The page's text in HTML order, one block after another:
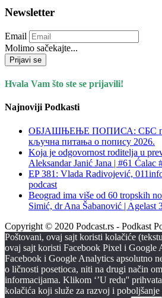
Newsletter
Email
Molimo sačekajte...
Prijavi se
Hvala Vam što ste se prijavili!
Najnoviji Podkasti
ОБЈАШЊЕЊЕ ПОПИСА: СБС
кључна питања о попису 2026.
Koja je odgovornost roditelja u
Aleksandar Janić Jana | #61 Ćalac
EP 381: Vlada Radivojević,
podcast
Beograd ima više od 60 tropskih
Simić, dr Ana Šabanović | Agelast
Copyright © 2020 Podcast.rs - Podkast
Poštovani, ovaj sajt koristi kolačiće
ovaj sajt koristi Facebook Pixel i Google
Facebook i Google Analytics apsolutno
o ličnosti posetioca, niti na drugi način
informacijama. Klikom ‘’U redu''
kolačića koji služe za razvoj i poboljšanje